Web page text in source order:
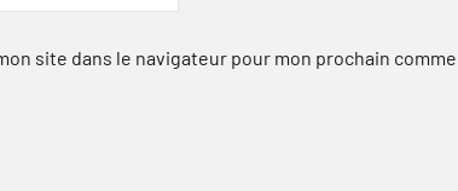
site dans le navigateur pour mon prochain